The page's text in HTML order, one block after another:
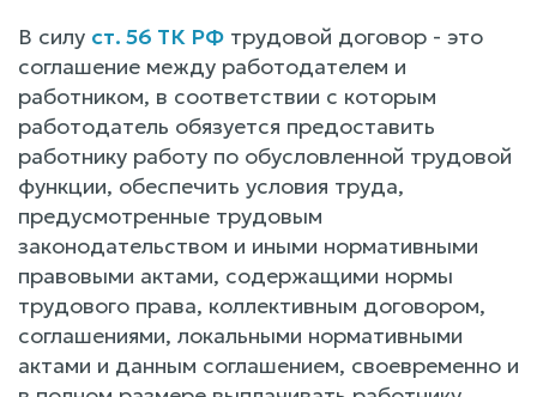
В силу ст. 56 ТК РФ трудовой договор - это
соглашение между работодателем и
работником, в соответствии с которым
работодатель обязуется предоставить
работнику работу по обусловленной трудовой
функции, обеспечить условия труда,
предусмотренные трудовым
законодательством и иными нормативными
правовыми актами, содержащими нормы
трудового права, коллективным договором,
соглашениями, локальными нормативными
актами и данным соглашением, своевременно и